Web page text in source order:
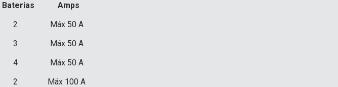
Baterias
Amps
2
Máx 50 A
3
Máx 50 A
4
Máx 50 A
2
Máx 100 A